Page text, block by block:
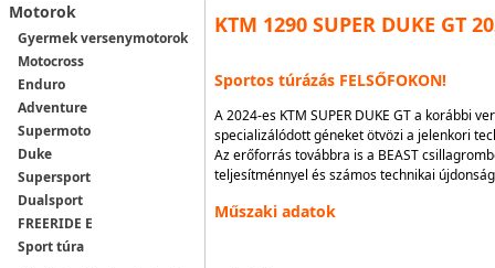
Motorok
Gyermek versenymotorok
Motocross
Enduro
Adventure
Supermoto
Duke
Supersport
Dualsport
FREERIDE E
Sport túra
KTM 1290 SUPER DUKE GT
Sportos túrázás FELSŐFOKON!
A 2024-es KTM SUPER DUKE GT a korábbi
specializálódott géneket ötvözi a jelenkori
Az erőforrás továbbra is a BEAST
teljesítménnyel és számos technikai
Műszaki adatok